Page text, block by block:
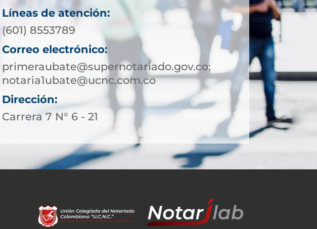
Líneas de atención:
(601) 8553789
Correo electrónico:
primeraubate@supernotariado.gov.co;
notaria1ubate@ucnc.com.co
Dirección:
Carrera 7 N° 6 - 21